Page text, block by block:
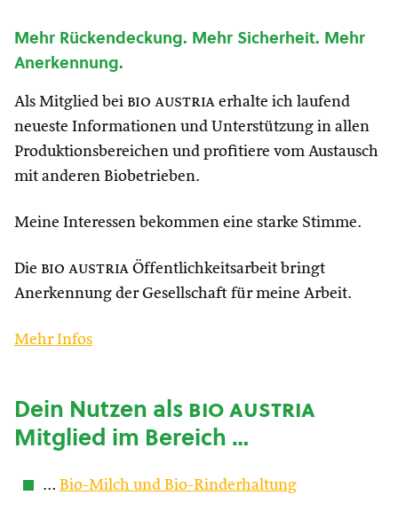
Mehr Rückendeckung. Mehr Sicherheit. Mehr
Anerkennung.
Als Mitglied bei bio austria erhalte ich laufend
neueste Informationen und Unterstützung in allen
Produktionsbereichen und profitiere vom Austausch
mit anderen Biobetrieben.
Meine Interessen bekommen eine starke Stimme.
Die bio austria Öffentlichkeitsarbeit bringt
Anerkennung der Gesellschaft für meine Arbeit.
Mehr Infos
Dein Nutzen alsbio austria
Mitglied im Bereich …
… Bio-Milch und Bio-Rinderhaltung